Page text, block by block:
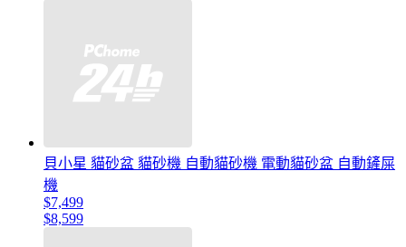
貝小星 貓砂盆 貓砂機 自動貓砂機 電動貓砂盆 自動鏟屎
機
$7,499
$8,599